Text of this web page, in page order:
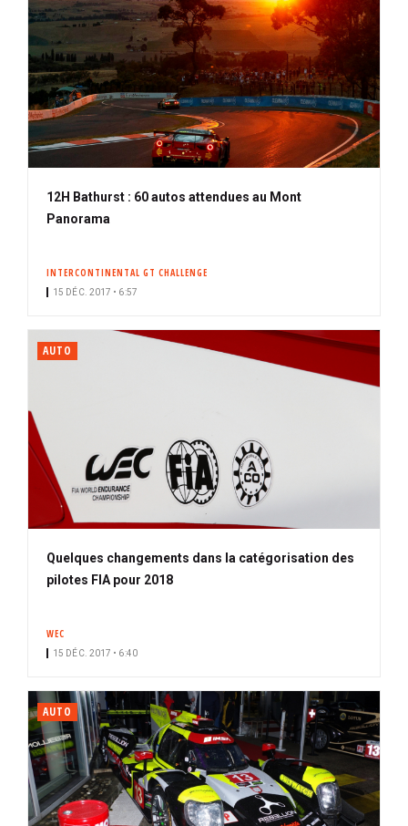
12H Bathurst : 60 autos attendues au Mont
Panorama
INTERCONTINENTAL GT CHALLENGE
15 DÉC. 2017 • 6:57
AUTO
Quelques changements dans la catégorisation des
pilotes FIA pour 2018
WEC
15 DÉC. 2017 • 6:40
AUTO